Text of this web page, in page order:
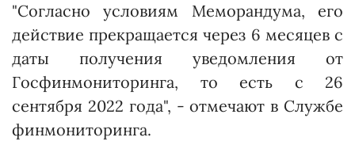
"Согласно условиям Меморандума, его
действие прекращается через 6 месяцев с
даты получения уведомления от
Госфинмониторинга, то есть с 26
сентября 2022 года", - отмечают в Службе
финмониторинга.